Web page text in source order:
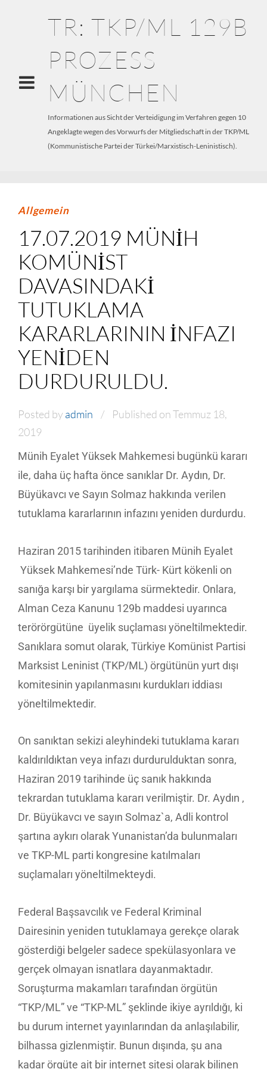
TR: TKP/ML 129B
PROZESS
MÜNCHEN
Informationen aus Sicht der Verteidigung im Verfahren gegen 10
Angeklagte wegen des Vorwurfs der Mitgliedschaft in der TKP/ML
(Kommunistische Partei der Türkei/Marxistisch-Leninistisch).
Allgemein
17.07.2019 MÜNIH
KOMÜNIST
DAVASINDAKI
TUTUKLAMA
KARARLARININ INFAZI
YENIDEN
DURDURULDU.
Posted byadmin
Published on Temmuz 18,
2019
Münih Eyalet Yüksek Mahkemesi bugünkü kararı
ile, daha üç hafta önce sanıklar Dr. Aydın, Dr.
Büyükavcı ve Sayın Solmaz hakkında verilen
tutuklama kararlarının infazını yeniden durdurdu.
Haziran 2015 tarihinden itibaren Münih Eyalet
Yüksek Mahkemesi’nde Türk- Kürt kökenli on
sanığa karşı bir yargılama sürmektedir. Onlara,
Alman Ceza Kanunu 129b maddesi uyarınca
terörörgütüne üyelik suçlaması yöneltilmektedir.
Sanıklara somut olarak, Türkiye Komünist Partisi
Marksist Leninist (TKP/ML) örgütünün yurt dışı
komitesinin yapılanmasını kurdukları iddiası
yöneltilmektedir.
On sanıktan sekizi aleyhindeki tutuklama kararı
kaldırıldıktan veya infazı durdurulduktan sonra,
Haziran 2019 tarihinde üç sanık hakkında
tekrardan tutuklama kararı verilmiştir. Dr. Aydın ,
Dr. Büyükavcı ve sayın Solmaz`a, Adli kontrol
şartına aykırı olarak Yunanistan’da bulunmaları
ve TKP-ML parti kongresine katılmaları
suçlamaları yöneltilmekteydi.
Federal Başsavcılık ve Federal Kriminal
Dairesinin yeniden tutuklamaya gerekçe olarak
gösterdiği belgeler sadece spekülasyonlara ve
gerçek olmayan isnatlara dayanmaktadır.
Soruşturma makamları tarafından örgütün
“TKP/ML” ve “TKP-ML” şeklinde ikiye ayrıldığı, ki
bu durum internet yayınlarından da anlaşılabilir,
bilhassa gizlenmiştir. Bunun dışında, şu ana
kadar örgüte ait bir internet sitesi olarak bilinen